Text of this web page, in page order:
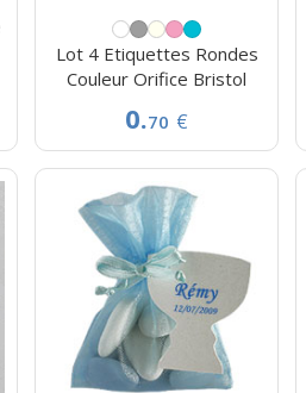
Lot 4 Etiquettes Rondes
Couleur Orifice Bristol
0.70 €